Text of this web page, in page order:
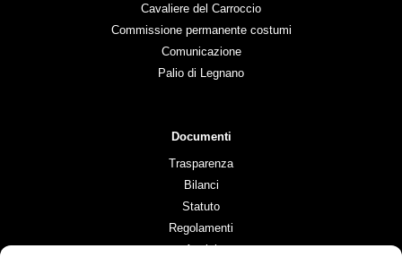
Cavaliere del Carroccio
Commissione permanente costumi
Comunicazione
Palio di Legnano
Documenti
Trasparenza
Bilanci
Statuto
Regolamenti
Avvisi